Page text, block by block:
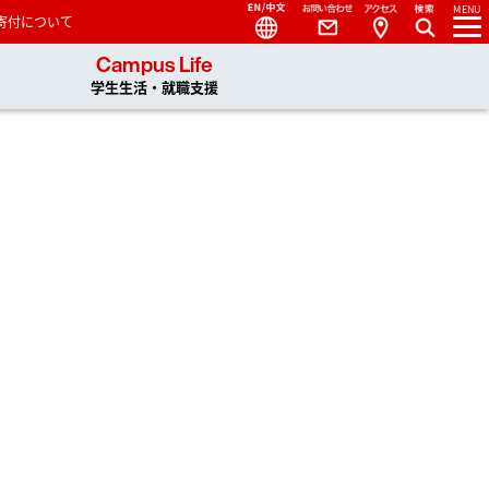
学 You, Unlimited
付について
Campus Life
学生生活・就職支援
MENU
Access
Contact
Language